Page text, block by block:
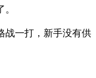
战一打，新手没有供